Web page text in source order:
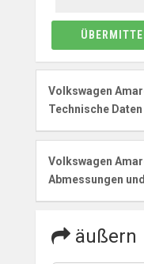
Volkswagen
Technische Daten
Volkswagen
Abmessungen
äußern